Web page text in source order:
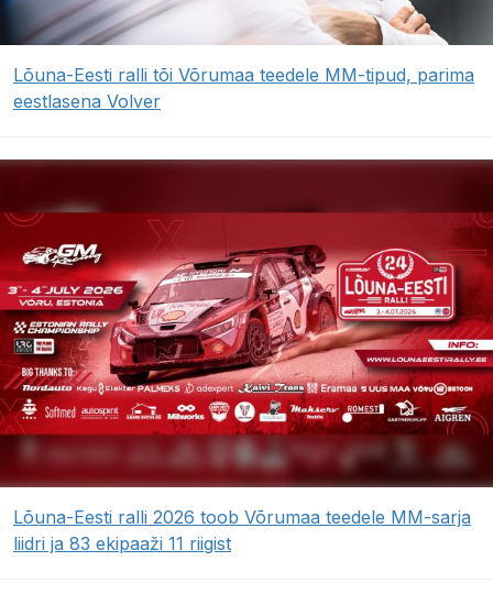
Lõuna-Eesti ralli tõi Võrumaa teedele MM-tipud, parima
eestlasena Volver
Lõuna-Eesti ralli 2026 toob Võrumaa teedele MM-sarja
liidri ja 83 ekipaaži 11 riigist